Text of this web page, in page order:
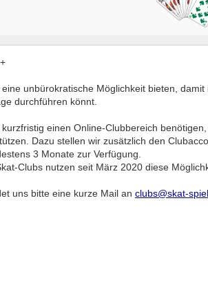
unbürokratische Möglichkeit bieten,
durchführen könnt.
einen Online-Clubbereich
Dazu stellen wir zusätzlich den
3 Monate zur Verfügung.
Clubs nutzen seit März 2020 diese
uns bitte eine kurze Mail an clubs@skat-